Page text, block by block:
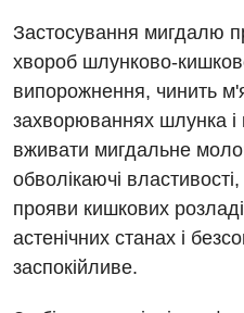
Дієтологія
Ендокринологія
Кардіологія
Мамологія
Медична психологія
Неврологія
Застосування мигдалю
хвороб шлунково-
випорожнення, чинить
захворюваннях шлунка
вживати мигдальне
обволікаючі
прояви кишкових
астенічних станах і
заспокійливе.